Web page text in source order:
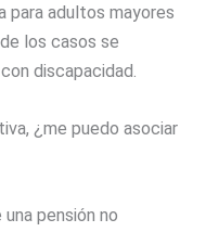
para adultos mayores
los casos se
discapacidad.
¿me puedo asociar
pensión no